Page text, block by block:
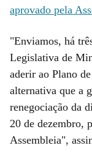
aprovado pela
"Enviamos, há
Legislativa de
aderir ao Plano
alternativa que a
renegociação da
20 de dezembro,
Assembleia",